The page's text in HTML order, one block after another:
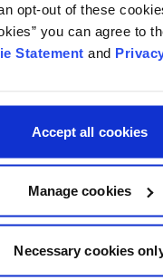
opt-out of these
you can agree to
Statement and
Accept all cookies
Manage cookies
Necessary cookies
Máinlianna na hÉireann
Choláiste na
agus Eolaíocht an
ngníomhaíochtaí
seo